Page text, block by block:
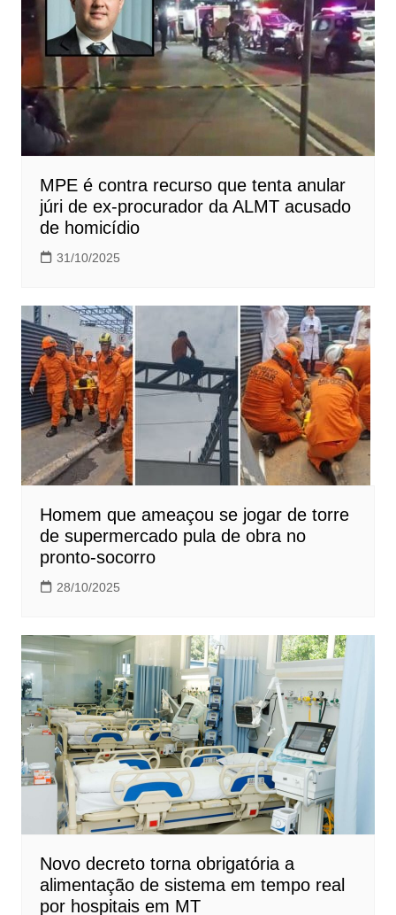
MPE é contra recurso que tenta anular
júri de ex-procurador da ALMT acusado
de homicídio
31/10/2025
Homem que ameaçou se jogar de torre
de supermercado pula de obra no
pronto-socorro
28/10/2025
Novo decreto torna obrigatória a
alimentação de sistema em tempo real
por hospitais em MT